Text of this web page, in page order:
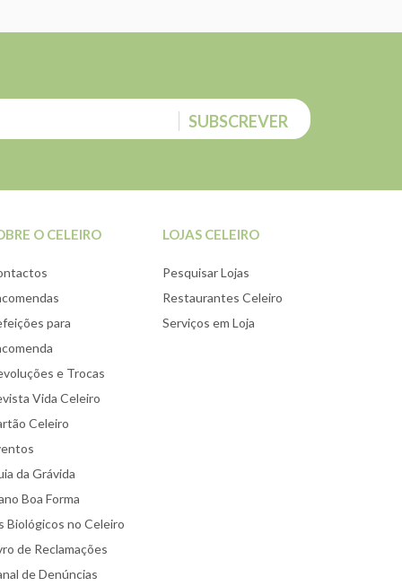
SUBSCREVER
O CELEIRO
para
e Trocas
Vida Celeiro
Celeiro
da Grávida
Boa Forma
Biológicos no Celeiro
de Reclamações
de Denúncias
LOJAS CELEIRO
Pesquisar Lojas
Restaurantes Celeiro
Serviços em Loja